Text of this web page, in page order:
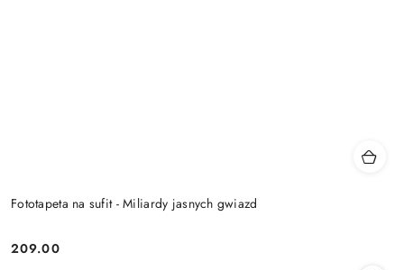
Fototapeta na sufit - Miliardy jasnych gwiazd
Cena:
209.00